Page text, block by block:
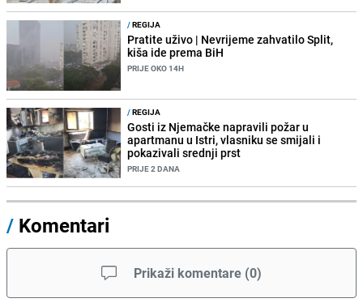
/REGIJA
Pratite uživo | Nevrijeme zahvatilo Split,
kiša ide prema BiH
PRIJE OKO 14H
/REGIJA
Gosti iz Njemačke napravili požar u
apartmanu u Istri, vlasniku se smijali i
pokazivali srednji prst
PRIJE 2 DANA
/ Komentari
Prikaži komentare (0)